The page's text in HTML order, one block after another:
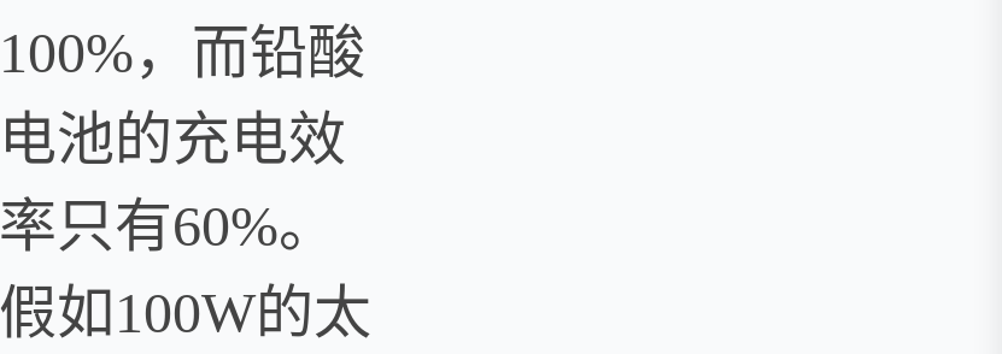
100%，而铅酸
电池的充电效
率只有60%。
假如100W的太